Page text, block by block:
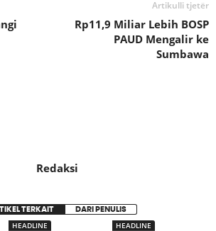
Artikulli tjetër
Rp11,9 Miliar Lebih BOSP
PAUD Mengalir ke
Sumbawa
Redaksi
TERKAIT DARI PENULIS
HEADLINE HEADLINE